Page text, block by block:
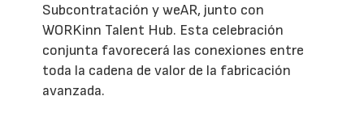
Subcontratación y weAR, junto con
WORKinn Talent Hub. Esta celebración
conjunta favorecerá las conexiones entre
toda la cadena de valor de la fabricación
avanzada.